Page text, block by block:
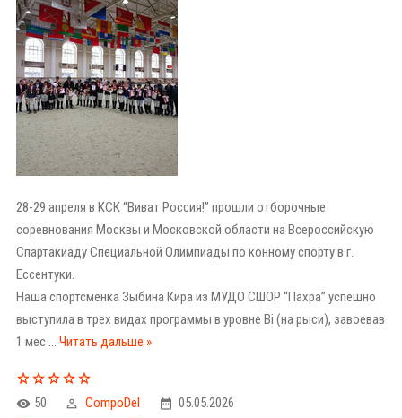
28-29 апреля в КСК “Виват Россия!” прошли отборочные
соревнования Москвы и Московской области на Всероссийскую
Спартакиаду Специальной Олимпиады по конному спорту в г.
Ессентуки.
Наша спортсменка Зыбина Кира из МУДО СШОР “Пахра” успешно
выступила в трех видах программы в уровне Bi (на рыси), завоевав
1 мес ... Читать дальше »
50 CompoDel
05.05.2026